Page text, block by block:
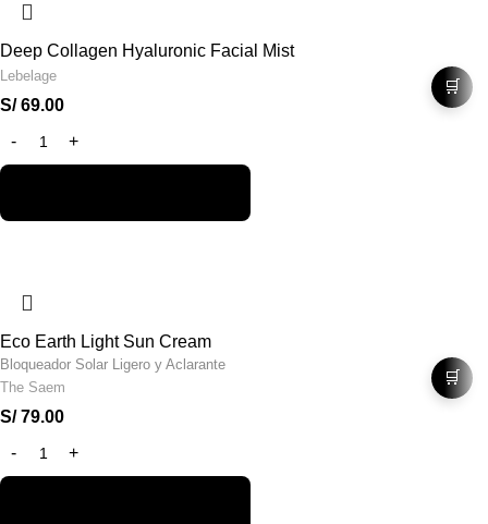
Deep Collagen Hyaluronic Facial Mist
Lebelage
S/69.00
🛒
Eco Earth Light Sun Cream
Bloqueador Solar Ligero y Aclarante
The Saem
S/79.00
🛒